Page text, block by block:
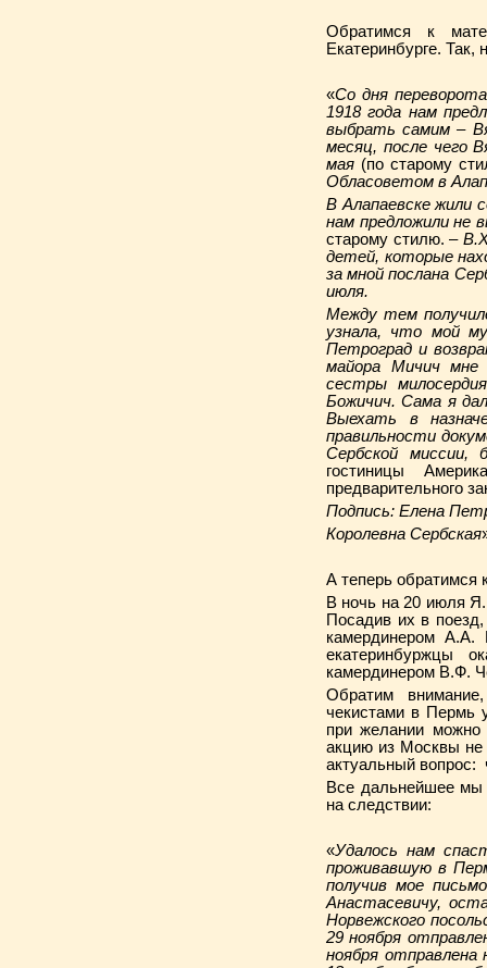
Обратимся к
Екатеринбурге.
«Со дня
1918 года нам
выбрать самим –
месяц, после чего
мая (по старому
Обласоветом в
В Алапаевске жили
нам предложили не
старому стилю. –
детей, которые
за мной послана
июля.
Между тем
узнала, что мой
Петроград и
майора Мичич мне
сестры милосердия
Божичич. Сама я
Выехать в
правильности
Сербской миссии,
гостиницы
предварительного
Подпись: Елена
Королевна Сербская
А теперь обратимся
В ночь на 20 июля
Посадив их в
камердинером
екатеринбуржцы
камердинером В.Ф.
Обратим
чекистами в Пермь
при желании можно
акцию из Москвы не
актуальный
Все дальнейшее мы
на следствии:
«Удалось нам
проживавшую в
получив мое
Анастасевичу,
Норвежского
29 ноября
ноября отправлена